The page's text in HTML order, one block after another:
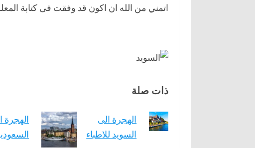
اتمني من الله ان اكون قد وفقت فى كتابة
ذات صلة
الهجرة الى
السويد للاطباء
الهجرة